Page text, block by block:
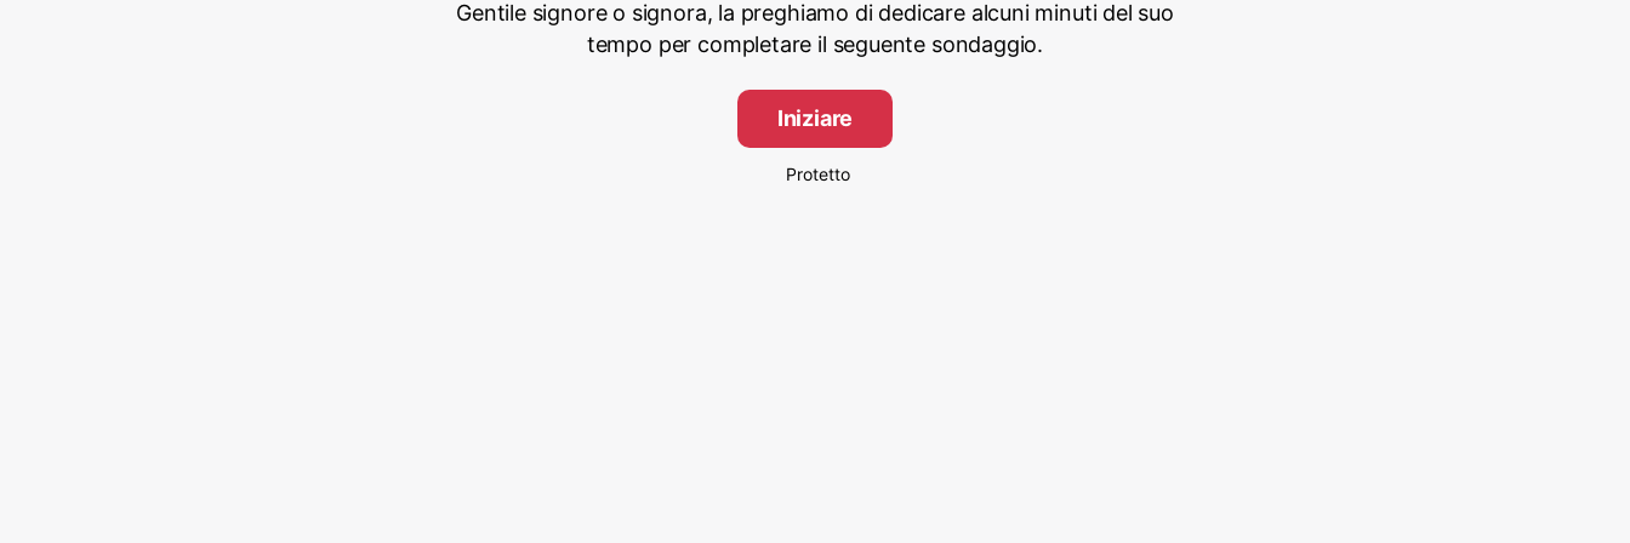
Gentile signore o signora, la preghiamo di dedicare alcuni minuti del suo
tempo per completare il seguente sondaggio.
Iniziare
Protetto